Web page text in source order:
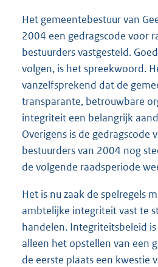
Het gemeentebestuur van
2004 een gedragscode voor
bestuurders vastgesteld.
volgen, is het spreekwoord.
vanzelfsprekend dat de
transparante, betrouwbare
integriteit een belangrijk
Overigens is de gedragscode
bestuurders van 2004 nog
de volgende raadsperiode
Het is nu zaak de spelregels
ambtelijke integriteit vast te
handelen. Integriteitsbeleid
alleen het opstellen van een
de eerste plaats een kwestie